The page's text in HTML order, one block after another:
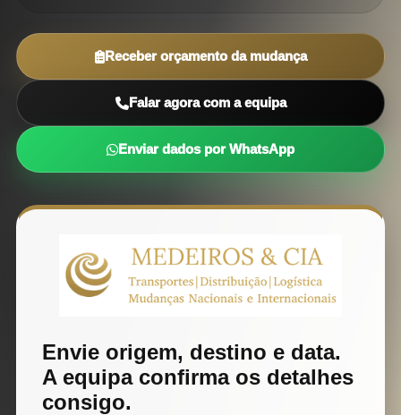
Receber orçamento da mudança
Falar agora com a equipa
Enviar dados por WhatsApp
Envie origem, destino e data.
A equipa confirma os detalhes
consigo.